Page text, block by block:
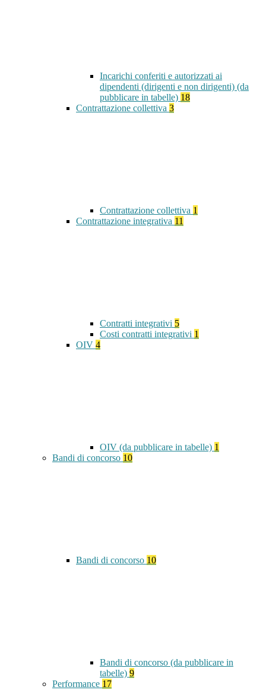
Incarichi conferiti e autorizzati ai
dipendenti (dirigenti e non dirigenti) (da
pubblicare in tabelle) 18
Contrattazione collettiva 3
Contrattazione collettiva 1
Contrattazione integrativa 11
Contratti integrativi 5
Costi contratti integrativi 1
OIV 4
OIV (da pubblicare in tabelle) 1
Bandi di concorso 10
Bandi di concorso 10
Bandi di concorso (da pubblicare in
tabelle) 9
Performance 17